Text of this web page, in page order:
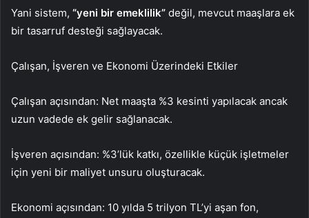
Yani sistem, “yeni bir emeklilik” değil, mevcut maaşlara ek
bir tasarruf desteği sağlayacak.
Çalışan, İşveren ve Ekonomi Üzerindeki Etkiler
Çalışan açısından: Net maaşta %3 kesinti yapılacak ancak
uzun vadede ek gelir sağlanacak.
İşveren açısından: %3’lük katkı, özellikle küçük işletmeler
için yeni bir maliyet unsuru oluşturacak.
Ekonomi açısından: 10 yılda 5 trilyon TL’yi aşan fon,